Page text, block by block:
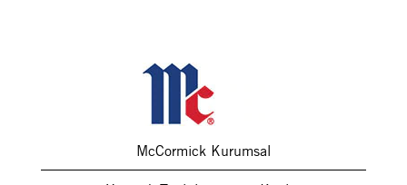
McCormick Kurumsal